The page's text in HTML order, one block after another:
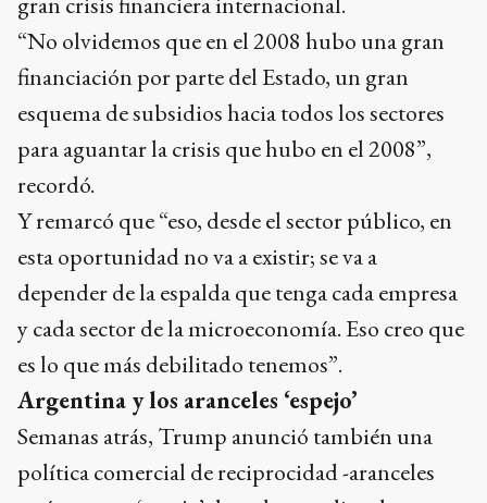
“No olvidemos que en el 2008 hubo una gran
financiación por parte del Estado, un gran
esquema de subsidios hacia todos los sectores
para aguantar la crisis que hubo en el 2008”,
recordó.
Y remarcó que “eso, desde el sector público, en
esta oportunidad no va a existir; se va a
depender de la espalda que tenga cada empresa
y cada sector de la microeconomía. Eso creo que
es lo que más debilitado tenemos”.
Argentina y los aranceles ‘espejo’
Semanas atrás, Trump anunció también una
política comercial de reciprocidad -aranceles